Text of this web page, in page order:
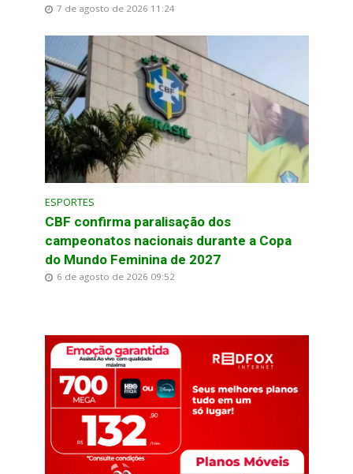
7 de agosto de 2026 11:24
ESPORTES
CBF confirma paralisação dos
campeonatos nacionais durante a Copa
do Mundo Feminina de 2027
6 de agosto de 2026 09:52